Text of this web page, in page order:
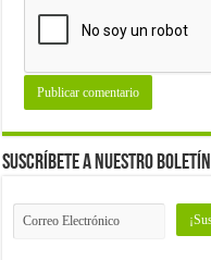
Suscríbete a nuestro Boletín